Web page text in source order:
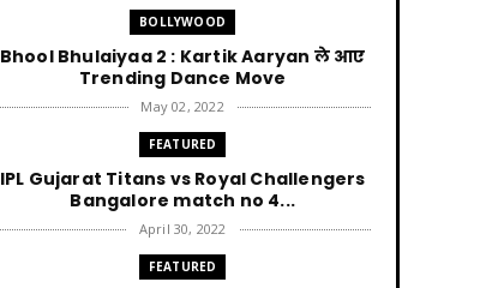
BOLLYWOOD
Bhool Bhulaiyaa 2 : Kartik Aaryan ले आए
Trending Dance Move
May 02, 2022
FEATURED
IPL Gujarat Titans vs Royal Challengers
Bangalore match no 4...
April 30, 2022
FEATURED